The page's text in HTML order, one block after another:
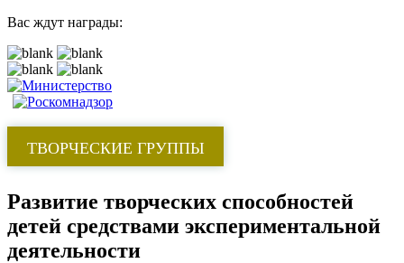
Вас ждут награды:
ТВОРЧЕСКИЕ ГРУППЫ
Развитие творческих способностей
детей средствами экспериментальной
деятельности